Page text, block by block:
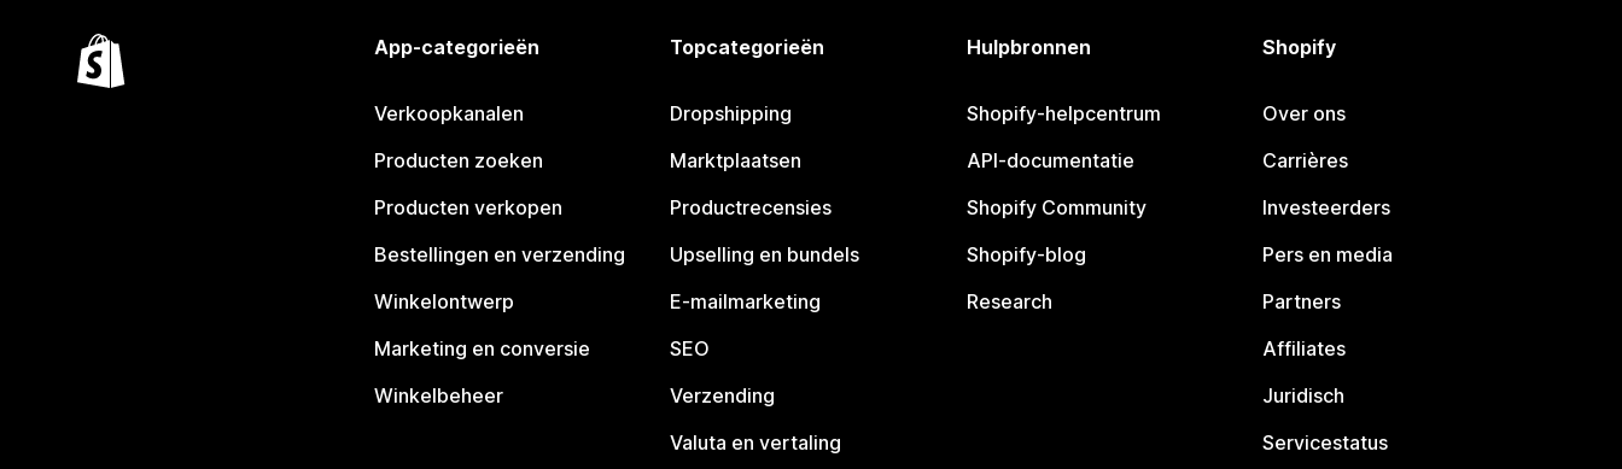
App-categorieën
Verkoopkanalen
Producten zoeken
Producten verkopen
Bestellingen en verzending
Winkelontwerp
Marketing en conversie
Winkelbeheer
Topcategorieën
Dropshipping
Marktplaatsen
Productrecensies
Upselling en bundels
E-mailmarketing
SEO
Verzending
Valuta en vertaling
Hulpbronnen
Shopify-helpcentrum
API-documentatie
Shopify Community
Shopify-blog
Research
Shopify
Over ons
Carrières
Investeerders
Pers en media
Partners
Affiliates
Juridisch
Servicestatus